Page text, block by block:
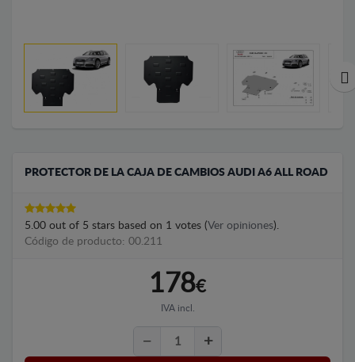
PROTECTOR DE LA CAJA DE CAMBIOS AUDI A6 ALL ROAD
5.00 out of 5 stars based on 1 votes (Ver opiniones).
Código de producto: 00.211
178€
IVA incl.